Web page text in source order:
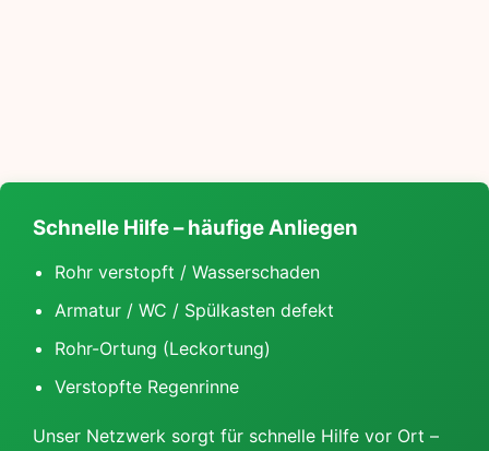
Schnelle Hilfe – häufige Anliegen
Rohr verstopft / Wasserschaden
Armatur / WC / Spülkasten defekt
Rohr-Ortung (Leckortung)
Verstopfte Regenrinne
Unser Netzwerk sorgt für schnelle Hilfe vor Ort –